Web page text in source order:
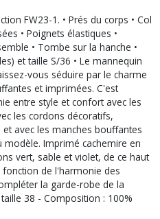
FW23-1. • Prés du corps • Col
• Poignets élastiques •
• Tombe sur la hanche •
et taille S/36 • Le mannequin
vous séduire par le charme
et imprimées. C'est
entre style et confort avec les
les cordons décoratifs,
avec les manches bouffantes
Imprimé cachemire en
vert, sable et violet, de ce haut
fonction de l'harmonie des
la garde-robe de la
38 - Composition : 100%